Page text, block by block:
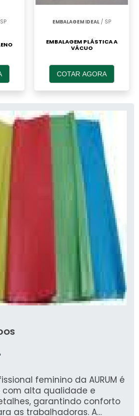
EMBALAGEM IDEAL / SP
EMBALAGEM PLÁSTICA A
VÁCUO
COTAR AGORA
feminino da AURUM é
alta qualidade e
garantindo conforto
as trabalhadoras. A